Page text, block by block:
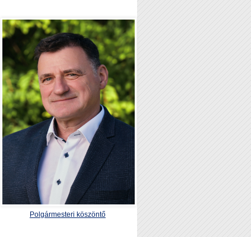
Polgármesteri köszöntő